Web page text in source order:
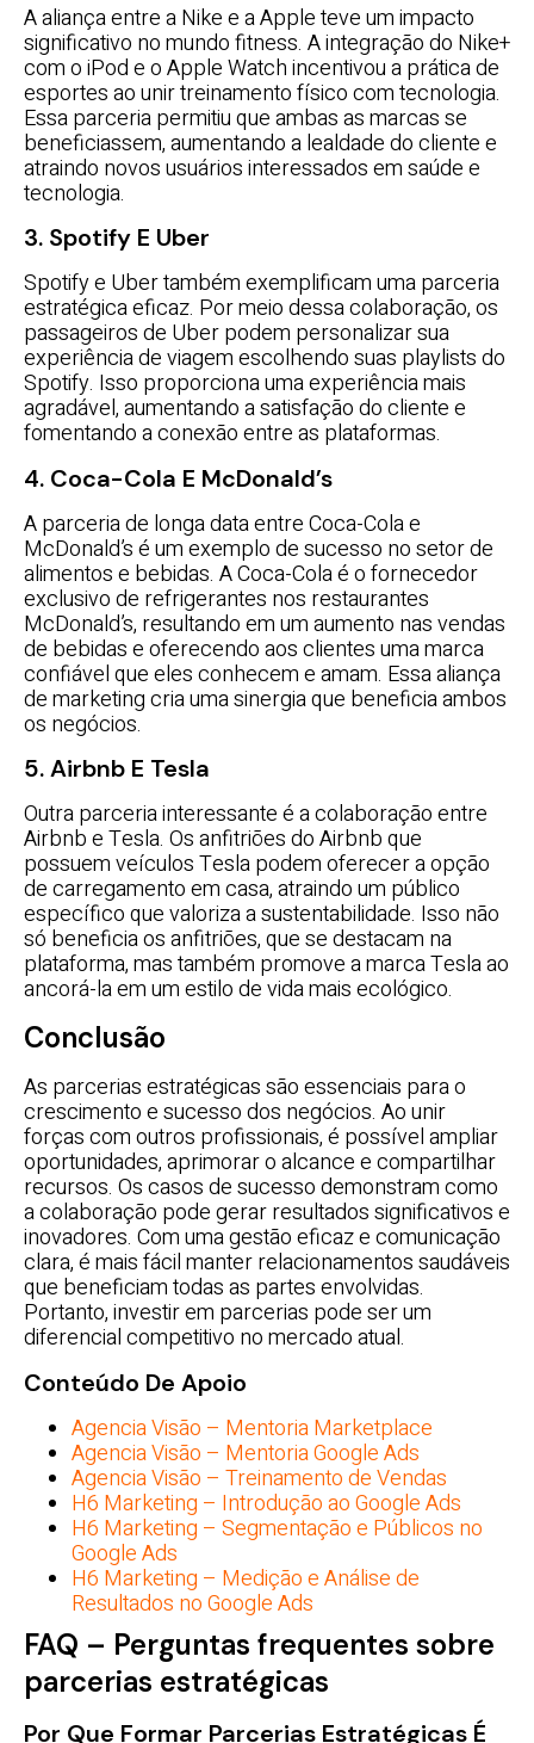
A aliança entre a Nike e a Apple teve um impacto
significativo no mundo fitness. A integração do Nike+
com o iPod e o Apple Watch incentivou a prática de
esportes ao unir treinamento físico com tecnologia.
Essa parceria permitiu que ambas as marcas se
beneficiassem, aumentando a lealdade do cliente e
atraindo novos usuários interessados em saúde e
tecnologia.
3. Spotify E Uber
Spotify e Uber também exemplificam uma parceria
estratégica eficaz. Por meio dessa colaboração, os
passageiros de Uber podem personalizar sua
experiência de viagem escolhendo suas playlists do
Spotify. Isso proporciona uma experiência mais
agradável, aumentando a satisfação do cliente e
fomentando a conexão entre as plataformas.
4. Coca-Cola E McDonald’s
A parceria de longa data entre Coca-Cola e
McDonald’s é um exemplo de sucesso no setor de
alimentos e bebidas. A Coca-Cola é o fornecedor
exclusivo de refrigerantes nos restaurantes
McDonald’s, resultando em um aumento nas vendas
de bebidas e oferecendo aos clientes uma marca
confiável que eles conhecem e amam. Essa aliança
de marketing cria uma sinergia que beneficia ambos
os negócios.
5. Airbnb E Tesla
Outra parceria interessante é a colaboração entre
Airbnb e Tesla. Os anfitriões do Airbnb que
possuem veículos Tesla podem oferecer a opção
de carregamento em casa, atraindo um público
específico que valoriza a sustentabilidade. Isso não
só beneficia os anfitriões, que se destacam na
plataforma, mas também promove a marca Tesla ao
ancorá-la em um estilo de vida mais ecológico.
Conclusão
As parcerias estratégicas são essenciais para o
crescimento e sucesso dos negócios. Ao unir
forças com outros profissionais, é possível ampliar
oportunidades, aprimorar o alcance e compartilhar
recursos. Os casos de sucesso demonstram como
a colaboração pode gerar resultados significativos e
inovadores. Com uma gestão eficaz e comunicação
clara, é mais fácil manter relacionamentos saudáveis
que beneficiam todas as partes envolvidas.
Portanto, investir em parcerias pode ser um
diferencial competitivo no mercado atual.
Conteúdo De Apoio
Agencia Visão – Mentoria Marketplace
Agencia Visão – Mentoria Google Ads
Agencia Visão – Treinamento de Vendas
H6 Marketing – Introdução ao Google Ads
H6 Marketing – Segmentação e Públicos no
Google Ads
H6 Marketing – Medição e Análise de
Resultados no Google Ads
FAQ – Perguntas frequentes sobre
parcerias estratégicas
Por Que Formar Parcerias Estratégicas É